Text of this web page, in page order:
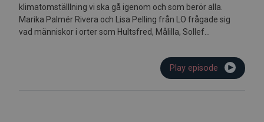
klimatomställlning vi ska gå igenom och som berör alla.
Marika Palmér Rivera och Lisa Pelling från LO frågade sig
vad människor i orter som Hultsfred, Målilla, Sollef...
Play episode